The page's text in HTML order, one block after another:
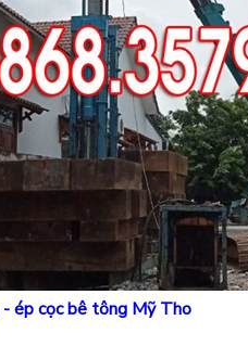
-ép cọc bê tông Mỹ Tho